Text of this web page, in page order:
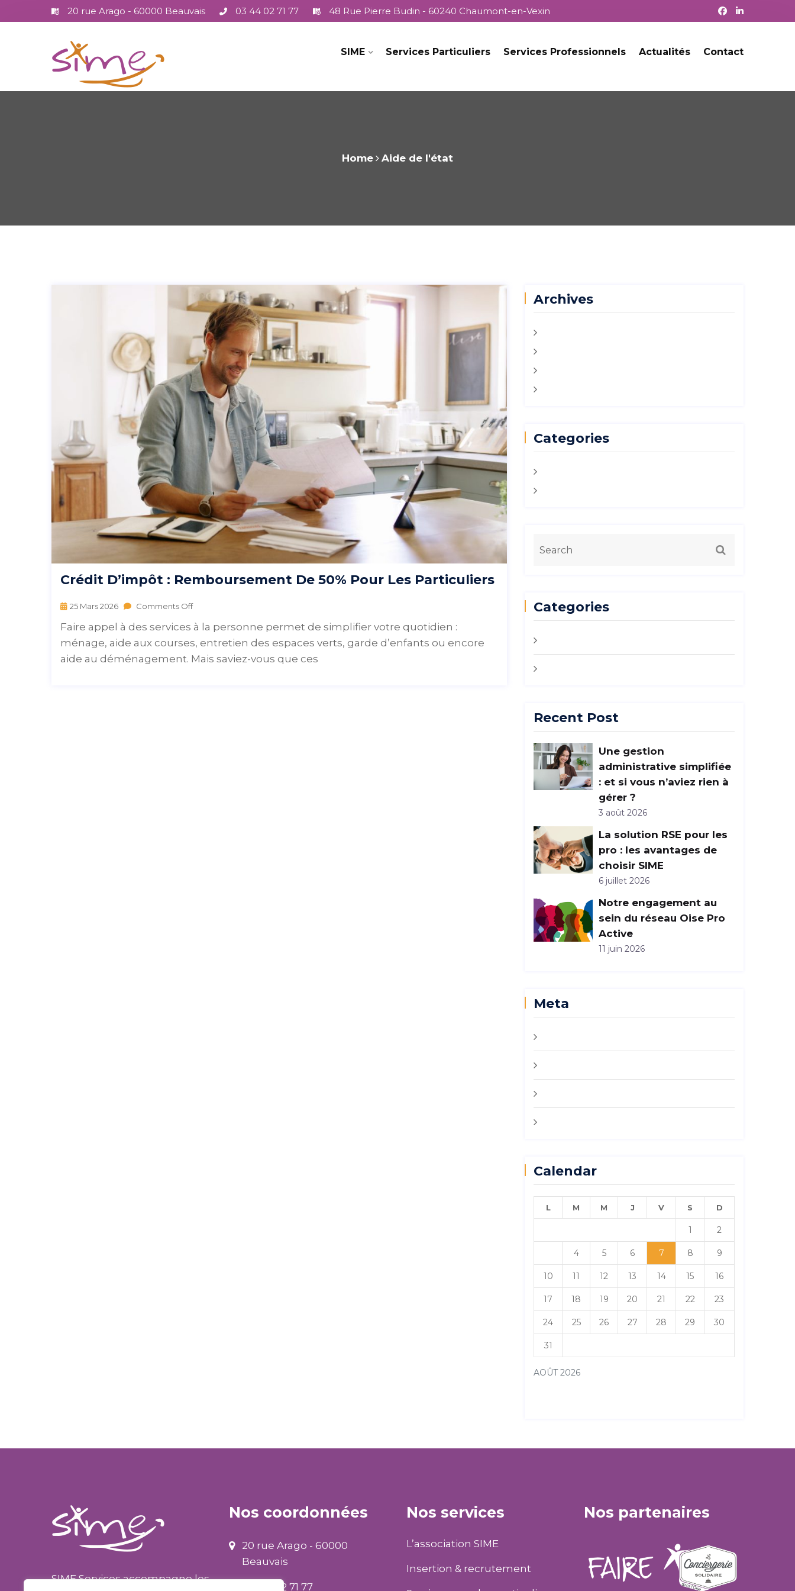
20 rue Arago - 60000 Beauvais 03 44 02 71 77 48 Rue Pierre Budin - 60240 Chaumont-en-Vexin
SIME Services Particuliers Services Professionnels Actualités Contact
Home Aide de l'état
Crédit D’impôt : Remboursement De 50% Pour Les Particuliers
25 Mars 2026 Comments Off
Faire appel à des services à la personne permet de simplifier votre quotidien :
ménage, aide aux courses, entretien des espaces verts, garde d’enfants ou encore
aide au déménagement. Mais saviez-vous que ces
Archives
Categories
Categories
Recent Post
Une gestion
administrative simplifiée
: et si vous n’aviez rien à
gérer ?
3 août 2026
La solution RSE pour les
pro : les avantages de
choisir SIME
6 juillet 2026
Notre engagement au
sein du réseau Oise Pro
Active
11 juin 2026
Meta
Calendar
AOÛT 2026
L M M J V S D
1 2
4 5 6 7 8 9
10 11 12 13 14 15 16
17 18 19 20 21 22 23
24 25 26 27 28 29 30
31
SIME Services accompagne les
Nos coordonnées
20 rue Arago - 60000
Beauvais
03 44 02 71 77
Nos services
L’association SIME
Insertion & recrutement
Nos partenaires